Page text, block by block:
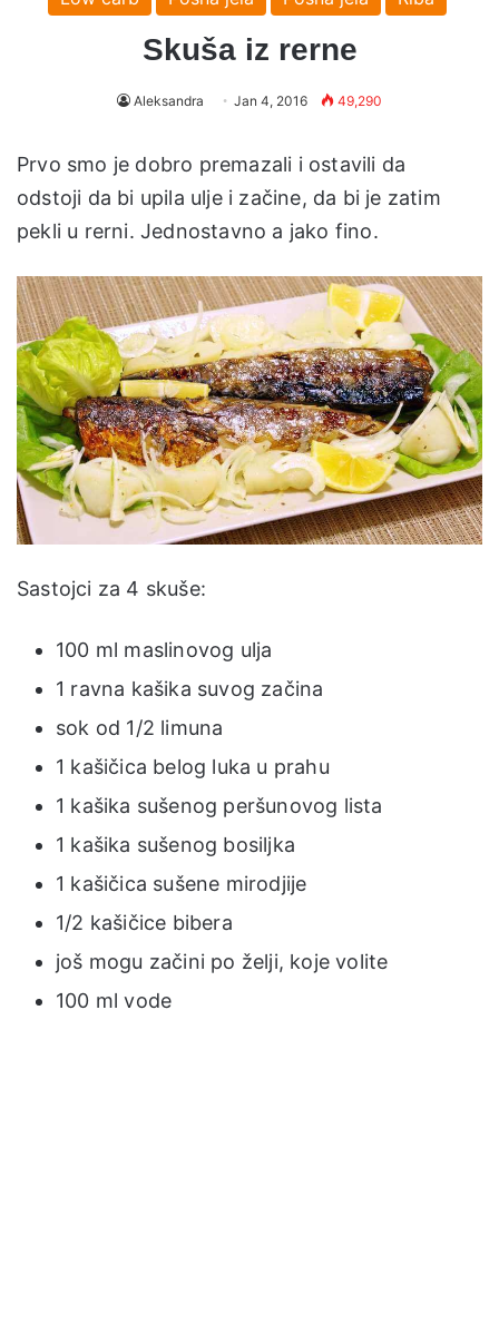
Skuša iz rerne
Aleksandra Jan 4, 2016 49,290
Prvo smo je dobro premazali i ostavili da
odstoji da bi upila ulje i začine, da bi je zatim
pekli u rerni. Jednostavno a jako fino.
Sastojci za 4 skuše:
100 ml maslinovog ulja
1 ravna kašika suvog začina
sok od 1/2 limuna
1 kašičica belog luka u prahu
1 kašika sušenog peršunovog lista
1 kašika sušenog bosiljka
1 kašičica sušene mirodjije
1/2 kašičice bibera
još mogu začini po želji, koje volite
100 ml vode